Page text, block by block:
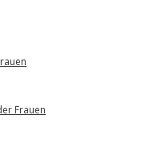
Frauen